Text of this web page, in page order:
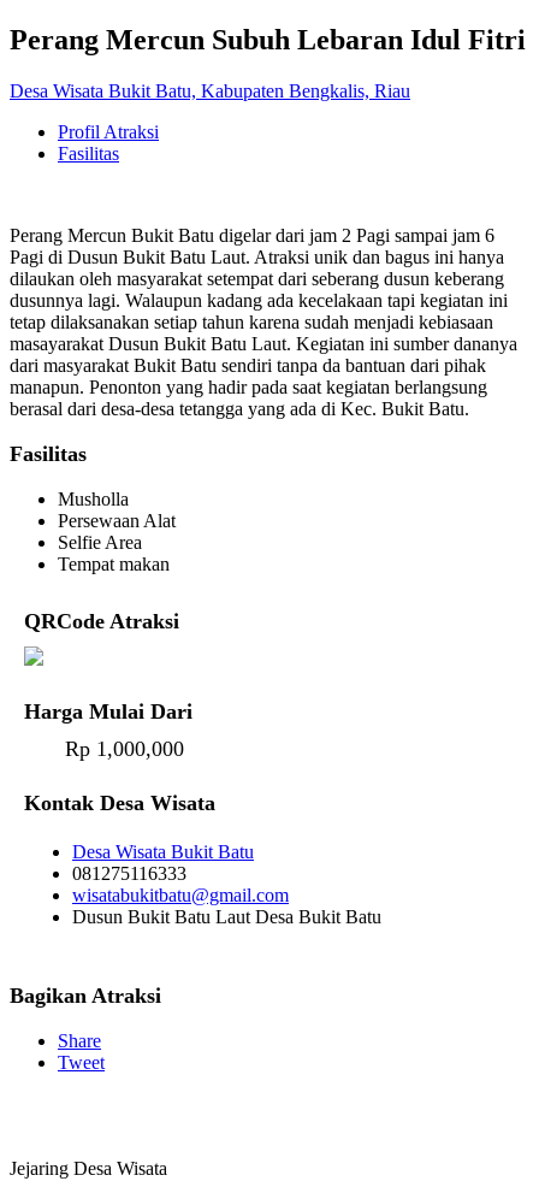
Perang Mercun Subuh Lebaran Idul Fitri
Desa Wisata Bukit Batu, Kabupaten Bengkalis, Riau
Profil Atraksi
Fasilitas
Perang Mercun Bukit Batu digelar dari jam 2 Pagi sampai jam 6
Pagi di Dusun Bukit Batu Laut. Atraksi unik dan bagus ini hanya
dilaukan oleh masyarakat setempat dari seberang dusun keberang
dusunnya lagi. Walaupun kadang ada kecelakaan tapi kegiatan ini
tetap dilaksanakan setiap tahun karena sudah menjadi kebiasaan
masayarakat Dusun Bukit Batu Laut. Kegiatan ini sumber dananya
dari masyarakat Bukit Batu sendiri tanpa da bantuan dari pihak
manapun. Penonton yang hadir pada saat kegiatan berlangsung
berasal dari desa-desa tetangga yang ada di Kec. Bukit Batu.
Fasilitas
Musholla
Persewaan Alat
Selfie Area
Tempat makan
QRCode Atraksi
Harga Mulai Dari
Rp 1,000,000
Kontak Desa Wisata
Desa Wisata Bukit Batu
081275116333
wisatabukitbatu@gmail.com
Dusun Bukit Batu Laut Desa Bukit Batu
Bagikan Atraksi
Share
Tweet
Jejaring Desa Wisata